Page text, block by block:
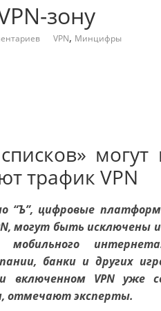
зону
VPN, Минцифры
трафик VPN
“Ъ”, цифровые
могут быть исключены
мобильного
банки и других
включенном VPN уже
отмечают эксперты.